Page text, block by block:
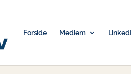
Forside Medlem